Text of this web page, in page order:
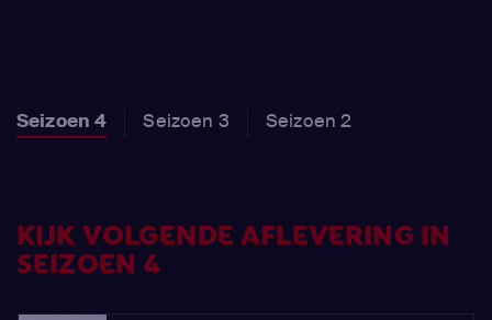
Seizoen 4 Seizoen 3 Seizoen 2
KIJK VOLGENDE AFLEVERING IN
SEIZOEN 4